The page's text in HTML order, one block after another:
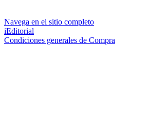
Navega en el sitio completo
iEditorial
Condiciones generales de Compra